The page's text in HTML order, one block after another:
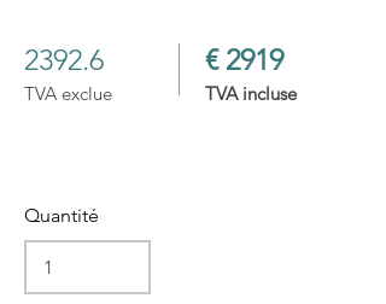
2392.6
TVA exclue
€ 2919
TVA incluse
Quantité